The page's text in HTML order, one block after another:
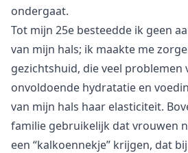
ondergaat.
Tot mijn 25e besteedde ik geen
van mijn hals; ik maakte me
gezichtshuid, die veel
onvoldoende hydratatie en
van mijn hals haar elasticiteit.
familie gebruikelijk dat vrouwen
een “kalkoennekje” krijgen, dat